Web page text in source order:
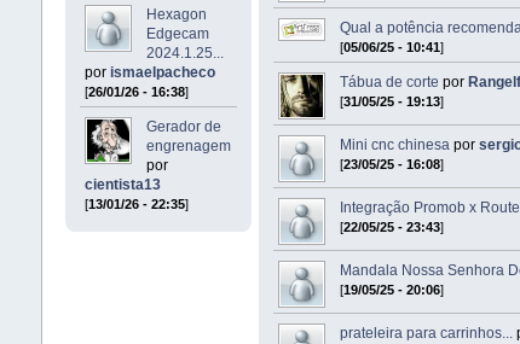
Hexagon
Edgecam
2024.1.25...
por ismaelpacheco
[26/01/26 - 16:38]
Gerador de
engrenagem
por
cientista13
[13/01/26 - 22:35]
Qual a potência
[05/06/25 - 10:41]
Tábua de corte por
[31/05/25 - 19:13]
Mini cnc chinesa por
[23/05/25 - 16:08]
Integração Promob x
[22/05/25 - 23:43]
Mandala Nossa Senhora
[19/05/25 - 20:06]
prateleira para carrinhos...